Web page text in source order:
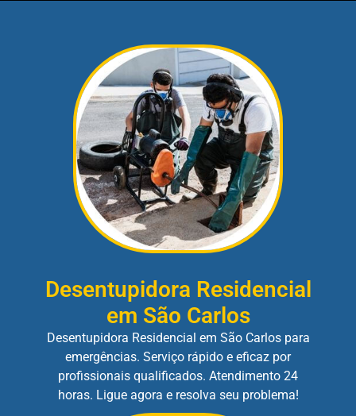
Desentupidora Residencial
em São Carlos
Desentupidora Residencial em São Carlos para
emergências. Serviço rápido e eficaz por
profissionais qualificados. Atendimento 24
horas. Ligue agora e resolva seu problema!